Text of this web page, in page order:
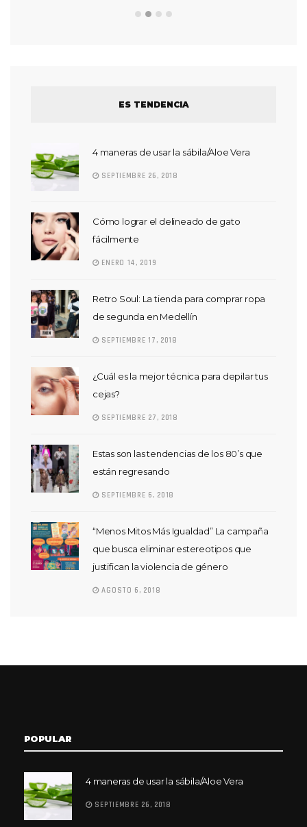
ES TENDENCIA
4 maneras de usar la sábila/Aloe Vera
SEPTIEMBRE 26, 2018
Cómo lograr el delineado de gato
fácilmente
ENERO 14, 2019
Retro Soul: La tienda para comprar ropa
de segunda en Medellín
SEPTIEMBRE 17, 2018
¿Cuál es la mejor técnica para depilar tus
cejas?
SEPTIEMBRE 27, 2018
Estas son las tendencias de los 80’s que
están regresando
SEPTIEMBRE 6, 2018
“Menos Mitos Más Igualdad” La campaña
que busca eliminar estereotipos que
justifican la violencia de género
AGOSTO 6, 2018
POPULAR
4 maneras de usar la sábila/Aloe Vera
SEPTIEMBRE 26, 2018